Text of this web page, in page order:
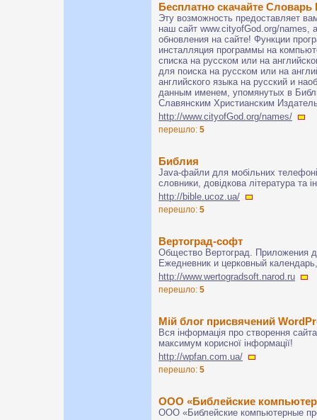
Бесплатно скачайте
Эту возможность предоставляет
наш сайт www.cityofGod.org/names,
обновления на сайте! Функции
инсталляция программы на
списка на русском или на
для поиска на русском или на
английского языка на русский и
данным именем, упомянутых в
Славянским Христианским
http://www.cityofGod.org/names/
перешло: 5
Библия
Java-файли для мобільних
словники, довідкова література та
http://bible.ucoz.ua/
перешло: 5
Вертоград-софт
Общество Вертоград. Приложения
Ежедневник и церковный
http://www.wertogradsoft.narod.ru
перешло: 5
Мій блог присвячений
Вся інформація про створення
максимум корисної інформації!
http://wpfan.com.ua/
перешло: 5
ООО «Библейские
ООО «Библейские компьютерные